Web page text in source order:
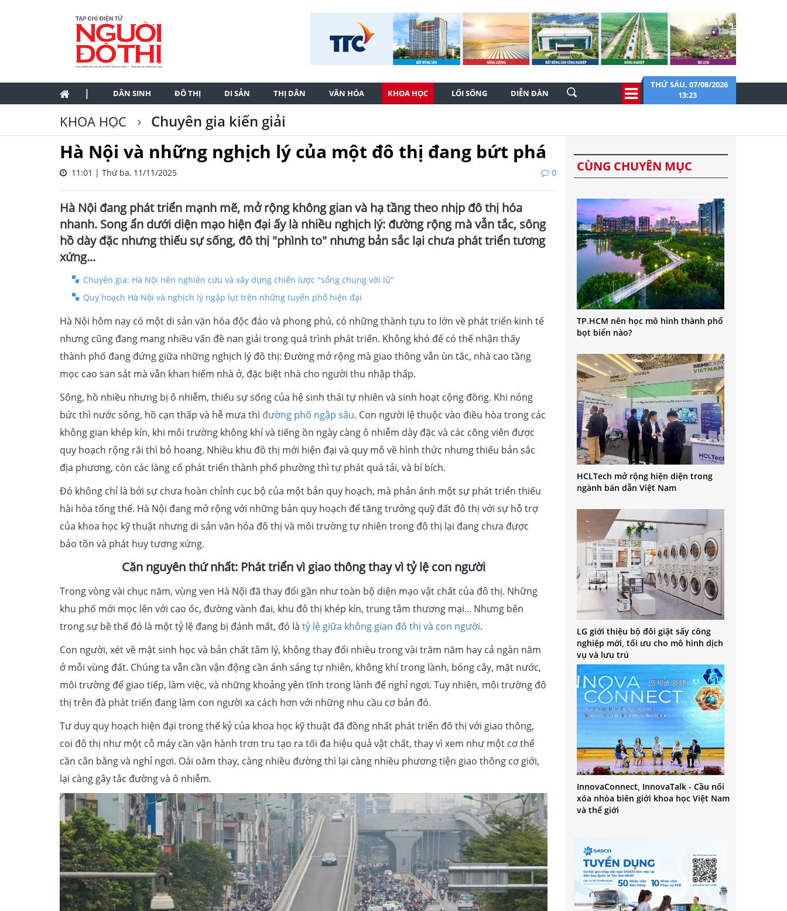
| DÂN SINH ĐÔ THỊ DI SẢN THỊ DÂN VĂN HÓA KHOA HỌC LỐI SỐNG DIỄN ĐÀN
THỨ SÁU, 07/08/2026
13:23
KHOA HỌC Chuyên gia kiến giải
Hà Nội và những nghịch lý của một đô thị đang bứt phá
11:01 | Thứ ba, 11/11/2025 0
Hà Nội đang phát triển mạnh mẽ, mở rộng không gian và hạ tầng theo nhịp đô thị hóa
nhanh. Song ẩn dưới diện mạo hiện đại ấy là nhiều nghịch lý: đường rộng mà vẫn tắc, sông
hồ dày đặc nhưng thiếu sự sống, đô thị "phình to" nhưng bản sắc lại chưa phát triển tương
xứng...
Chuyên gia: Hà Nội nên nghiên cứu và xây dựng chiến lược "sống chung với lũ"
Quy hoạch Hà Nội và nghịch lý ngập lụt trên những tuyến phố hiện đại
Hà Nội hôm nay có một di sản văn hóa độc đáo và phong phú, có những thành tựu to lớn về phát triển kinh tế
nhưng cũng đang mang nhiều vấn đề nan giải trong quá trình phát triển. Không khó để có thể nhận thấy
thành phố đang đứng giữa những nghịch lý đô thị: Đường mở rộng mà giao thông vẫn ùn tắc, nhà cao tầng
mọc cao san sát mà vẫn khan hiếm nhà ở, đặc biệt nhà cho người thu nhập thấp.
Sông, hồ nhiều nhưng bị ô nhiễm, thiếu sự sống của hệ sinh thái tự nhiên và sinh hoạt cộng đồng. Khi nóng
bức thì nước sông, hồ cạn thấp và hễ mưa thì đường phố ngập sâu. Con người lệ thuộc vào điều hòa trong các
không gian khép kín, khi môi trường không khí và tiếng ồn ngày càng ô nhiễm dày đặc và các công viên được
quy hoạch rộng rãi thì bỏ hoang. Nhiều khu đô thị mới hiện đại và quy mô về hình thức nhưng thiếu bản sắc
địa phương, còn các làng cổ phát triển thành phố phường thì tự phát quá tải, và bí bích.
Đó không chỉ là bởi sự chưa hoàn chỉnh cục bộ của một bản quy hoạch, mà phản ánh một sự phát triển thiếu
hài hòa tổng thể. Hà Nội đang mở rộng với những bản quy hoạch để tăng trưởng quỹ đất đô thị với sự hỗ trợ
của khoa học kỹ thuật nhưng di sản văn hóa đô thị và môi trường tự nhiên trong đô thị lại đang chưa được
bảo tồn và phát huy tương xứng.
Căn nguyên thứ nhất: Phát triển vì giao thông thay vì tỷ lệ con người
Trong vòng vài chục năm, vùng ven Hà Nội đã thay đổi gần như toàn bộ diện mạo vật chất của đô thị. Những
khu phố mới mọc lên với cao ốc, đường vành đai, khu đô thị khép kín, trung tâm thương mại... Nhưng bên
trong sự bề thế đó là một tỷ lệ đang bị đánh mất, đó là tỷ lệ giữa không gian đô thị và con người.
Con người, xét về mặt sinh học và bản chất tâm lý, không thay đổi nhiều trong vài trăm năm hay cả ngàn năm
ở mỗi vùng đất. Chúng ta vẫn cần vận động cần ánh sáng tự nhiên, không khí trong lành, bóng cây, mặt nước,
môi trường để giao tiếp, làm việc, và những khoảng yên tĩnh trong lành để nghỉ ngơi. Tuy nhiên, môi trường đô
thị trên đà phát triển đang làm con người xa cách hơn với những nhu cầu cơ bản đó.
Tư duy quy hoạch hiện đại trong thế kỷ của khoa học kỹ thuật đã đồng nhất phát triển đô thị với giao thông,
coi đô thị như một cỗ máy cần vận hành trơn tru tạo ra tối đa hiệu quả vật chất, thay vì xem như một cơ thể
cần cân bằng và nghỉ ngơi. Oái oăm thay, càng nhiều đường thì lại càng nhiều phương tiện giao thông cơ giới,
lại càng gây tắc đường và ô nhiễm.
CÙNG CHUYÊN MỤC
TP.HCM nên học mô hình thành phố
bọt biển nào?
HCLTech mở rộng hiện diện trong
ngành bán dẫn Việt Nam
LG giới thiệu bộ đôi giặt sấy công
nghiệp mới, tối ưu cho mô hình dịch
vụ và lưu trú
InnovaConnect, InnovaTalk - Cầu nối
xóa nhòa biên giới khoa học Việt Nam
và thế giới